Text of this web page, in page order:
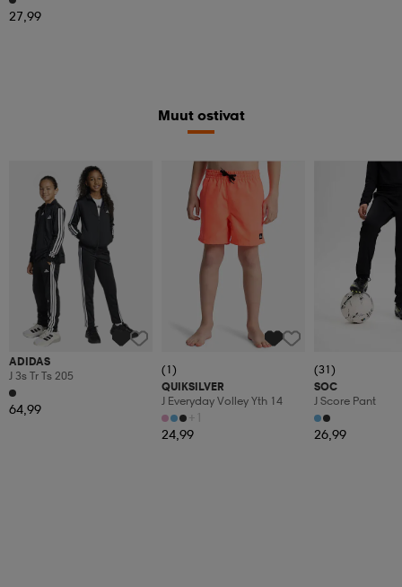
27,99
Muut ostivat
ADIDAS
J 3s Tr Ts 205
64,99
(1)
QUIKSILVER
J Everyday Volley Yth 14
+1
24,99
(31)
SOC
J Score Pant
26,99